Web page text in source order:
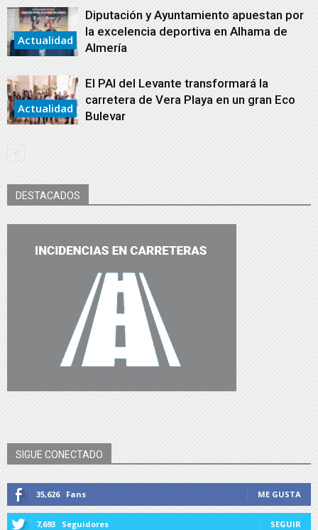
Actualidad
Diputación y Ayuntamiento apuestan por
la excelencia deportiva en Alhama de
Almería
Actualidad
El PAI del Levante transformará la
carretera de Vera Playa en un gran Eco
Bulevar
DESTACADOS
SIGUE CONECTADO
35,626 Fans ME GUSTA
7,693 Seguidores SEGUIR